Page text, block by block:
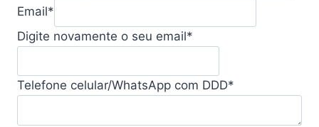
Email*
Digite novamente o seu email*
Telefone celular/WhatsApp com DDD*